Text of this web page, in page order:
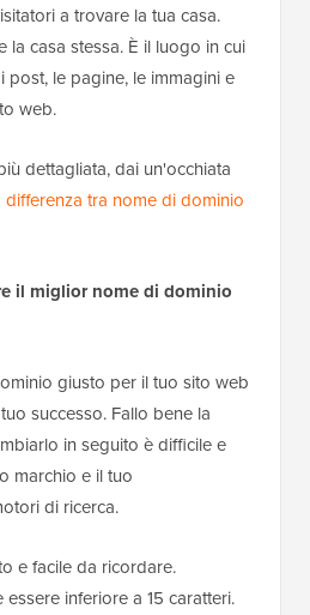
a trovare la tua casa.
la casa stessa. È il luogo in cui
post, le pagine, le immagini e
web.
dettagliata, dai un'occhiata
differenza tra nome di dominio
il miglior nome di dominio
giusto per il tuo sito web
successo. Fallo bene la
in seguito è difficile e
marchio e il tuo
di ricerca.
e facile da ricordare.
inferiore a 15 caratteri.